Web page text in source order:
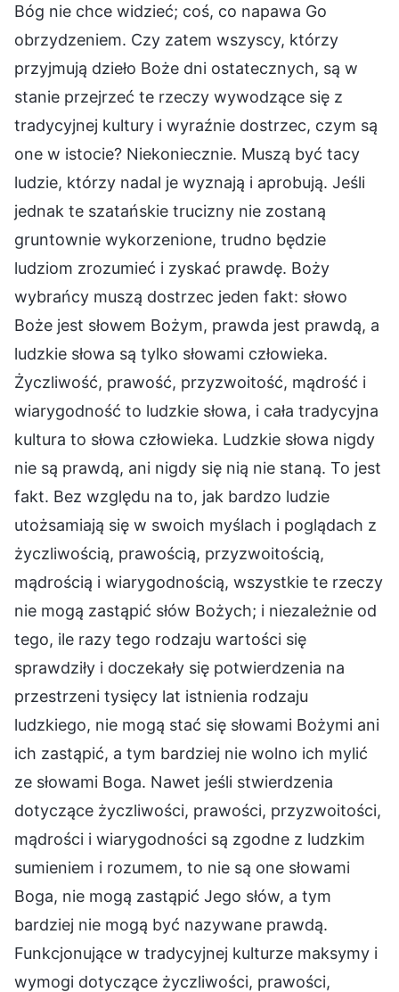
Bóg nie chce widzieć; coś, co napawa Go
obrzydzeniem. Czy zatem wszyscy, którzy
przyjmują dzieło Boże dni ostatecznych, są w
stanie przejrzeć te rzeczy wywodzące się z
tradycyjnej kultury i wyraźnie dostrzec, czym są
one w istocie? Niekoniecznie. Muszą być tacy
ludzie, którzy nadal je wyznają i aprobują. Jeśli
jednak te szatańskie trucizny nie zostaną
gruntownie wykorzenione, trudno będzie
ludziom zrozumieć i zyskać prawdę. Boży
wybrańcy muszą dostrzec jeden fakt: słowo
Boże jest słowem Bożym, prawda jest prawdą, a
ludzkie słowa są tylko słowami człowieka.
Życzliwość, prawość, przyzwoitość, mądrość i
wiarygodność to ludzkie słowa, i cała tradycyjna
kultura to słowa człowieka. Ludzkie słowa nigdy
nie są prawdą, ani nigdy się nią nie staną. To jest
fakt. Bez względu na to, jak bardzo ludzie
utożsamiają się w swoich myślach i poglądach z
życzliwością, prawością, przyzwoitością,
mądrością i wiarygodnością, wszystkie te rzeczy
nie mogą zastąpić słów Bożych; i niezależnie od
tego, ile razy tego rodzaju wartości się
sprawdziły i doczekały się potwierdzenia na
przestrzeni tysięcy lat istnienia rodzaju
ludzkiego, nie mogą stać się słowami Bożymi ani
ich zastąpić, a tym bardziej nie wolno ich mylić
ze słowami Boga. Nawet jeśli stwierdzenia
dotyczące życzliwości, prawości, przyzwoitości,
mądrości i wiarygodności są zgodne z ludzkim
sumieniem i rozumem, to nie są one słowami
Boga, nie mogą zastąpić Jego słów, a tym
bardziej nie mogą być nazywane prawdą.
Funkcjonujące w tradycyjnej kulturze maksymy i
wymogi dotyczące życzliwości, prawości,